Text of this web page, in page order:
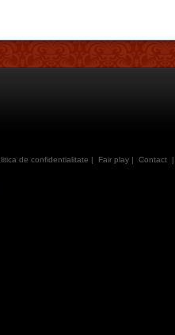
de confidentialitate | Fair play| Contact|